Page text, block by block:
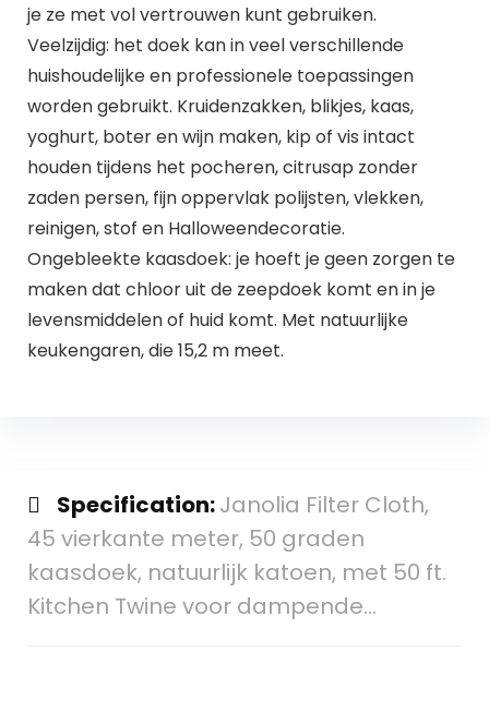
je ze met vol vertrouwen kunt gebruiken.
Veelzijdig: het doek kan in veel verschillende
huishoudelijke en professionele toepassingen
worden gebruikt. Kruidenzakken, blikjes, kaas,
yoghurt, boter en wijn maken, kip of vis intact
houden tijdens het pocheren, citrusap zonder
zaden persen, fijn oppervlak polijsten, vlekken,
reinigen, stof en Halloweendecoratie.
Ongebleekte kaasdoek: je hoeft je geen zorgen te
maken dat chloor uit de zeepdoek komt en in je
levensmiddelen of huid komt. Met natuurlijke
keukengaren, die 15,2 m meet.
Specification:Janolia Filter Cloth,
45 vierkante meter, 50 graden
kaasdoek, natuurlijk katoen, met 50 ft.
Kitchen Twine voor dampende…